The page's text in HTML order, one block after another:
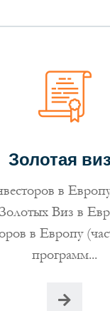
Золотая
в
Виз в
в Европу
программ...